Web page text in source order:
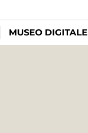
MUSEO DIGITALE